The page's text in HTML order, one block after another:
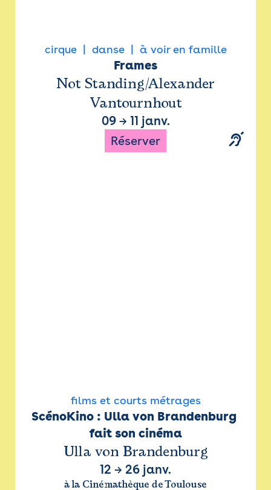
cirque danse à voir en famille
Frames
Not Standing/Alexander
Vantournhout
09→ 11 janv.
Réserver
films et courts métrages
ScénoKino : Ulla von Brandenburg
fait son cinéma
Ulla von Brandenburg
12 → 26 janv.
à la Cinémathèque de Toulouse